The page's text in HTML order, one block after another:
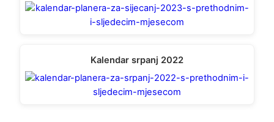
Kalendar srpanj 2022